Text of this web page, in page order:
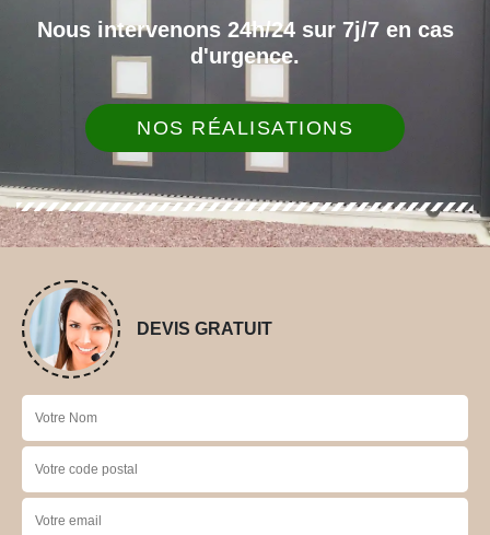
Nous intervenons 24h/24 sur 7j/7 en cas
d'urgence.
NOS RÉALISATIONS
DEVIS GRATUIT